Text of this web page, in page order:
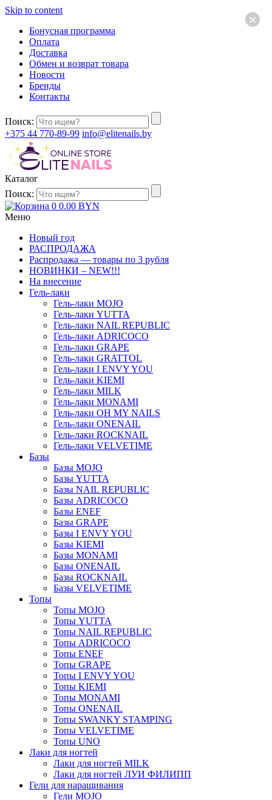
Skip to content
Бонусная программа
Оплата
Доставка
Обмен и возврат товара
Новости
Бренды
Контакты
Поиск:
+375 44 770-89-99 info@elitenails.by
Каталог
Поиск:
0 0.00 BYN
Меню
Новый год
РАСПРОДАЖА
Распродажа — товары по 3 рубля
НОВИНКИ – NEW!!!
На внесение
Гель-лаки
Гель-лаки MOJO
Гель-лаки YUTTA
Гель-лаки NAIL REPUBLIC
Гель-лаки ADRICOCO
Гель-лаки GRAPE
Гель-лаки GRATTOL
Гель-лаки I ENVY YOU
Гель-лаки KIEMI
Гель-лаки MILK
Гель-лаки MONAMI
Гель-лаки OH MY NAILS
Гель-лаки ONENAIL
Гель-лаки ROCKNAIL
Гель-лаки VELVETIME
Базы
Базы MOJO
Базы YUTTA
Базы NAIL REPUBLIC
Базы ADRICOCO
Базы ENEF
Базы GRAPE
Базы I ENVY YOU
Базы KIEMI
Базы MONAMI
Базы ONENAIL
Базы ROCKNAIL
Базы VELVETIME
Топы
Топы MOJO
Топы YUTTA
Топы NAIL REPUBLIC
Топы ADRICOCO
Топы ENEF
Топы GRAPE
Топы I ENVY YOU
Топы KIEMI
Топы MONAMI
Топы ONENAIL
Топы SWANKY STAMPING
Топы VELVETIME
Топы UNO
Лаки для ногтей
Лаки для ногтей MILK
Лаки для ногтей ЛУИ ФИЛИПП
Гели для наращивания
Гели MOJO
×